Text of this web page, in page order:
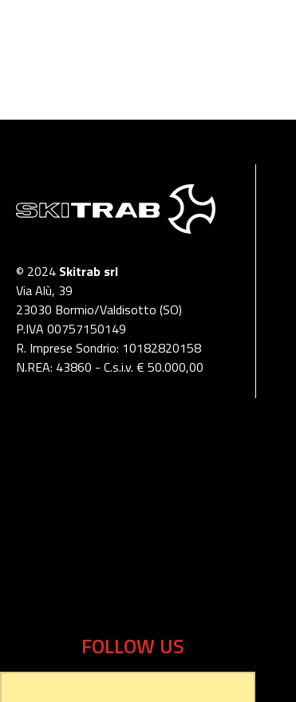
© 2024 Skitrab srl
Via Alù, 39
23030 Bormio/Valdisotto (SO)
P.IVA 00757150149
R. Imprese Sondrio: 10182820158
N.REA: 43860 - C.s.i.v. € 50.000,00
FOLLOW US